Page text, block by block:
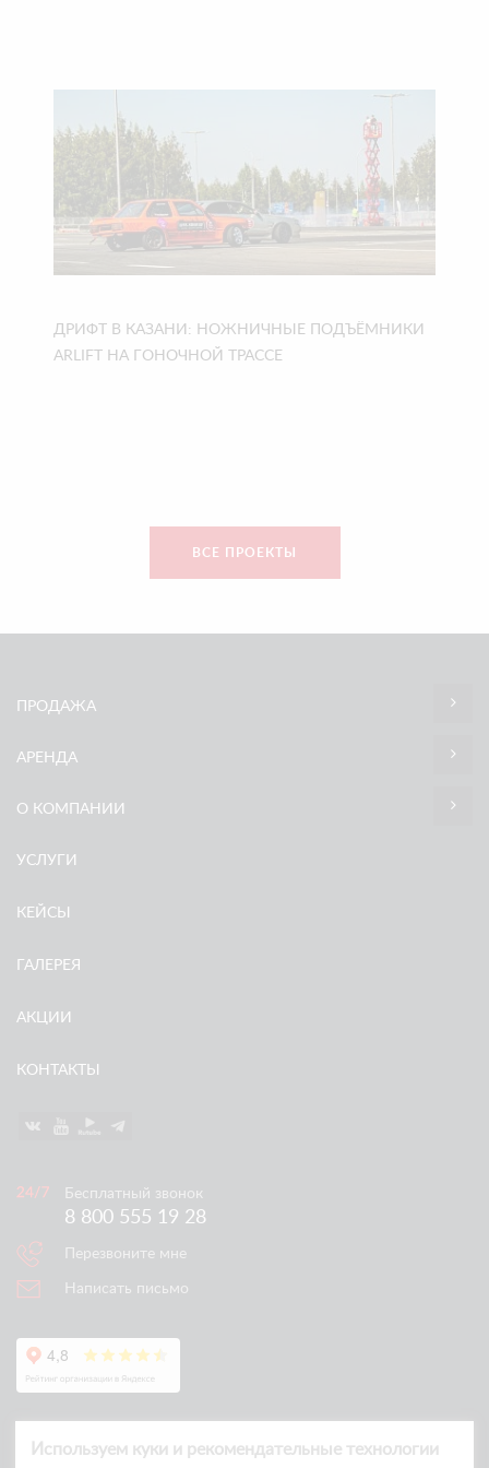
ДРИФТ В КАЗАНИ: НОЖНИЧНЫЕ ПОДЪЁМНИКИ
ARLIFT НА ГОНОЧНОЙ ТРАССЕ
ВСЕ ПРОЕКТЫ
ПРОДАЖА
АРЕНДА
О КОМПАНИИ
УСЛУГИ
КЕЙСЫ
ГАЛЕРЕЯ
АКЦИИ
КОНТАКТЫ
Бесплатный звонок
8 800 555 19 28
Перезвоните мне
Написать письмо
Используем куки и рекомендательные технологии